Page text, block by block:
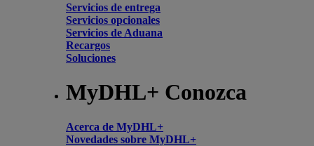
Servicios de entrega
Servicios opcionales
Servicios de Aduana
Recargos
Soluciones
MyDHL+ Conozca
Acerca de MyDHL+
Novedades sobre MyDHL+